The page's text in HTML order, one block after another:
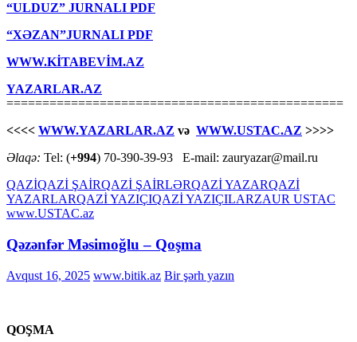
“ULDUZ” JURNALI PDF
“XƏZAN”JURNALI PDF
WWW.KİTABEVİM.AZ
YAZARLAR.AZ
===============================================
<<<< WWW.YAZARLAR.AZ və WWW.USTAC.AZ >>>>
Əlaqə: Tel: (+994) 70-390-39-93 E-mail: zauryazar@mail.ru
QAZİQAZİ ŞAİRQAZİ ŞAİRLƏRQAZİ YAZARQAZİ
YAZARLARQAZİ YAZIÇIQAZİ YAZIÇILARZAUR USTAC
www.USTAC.az
Qəzənfər Məsimoğlu – Qoşma
Avqust 16, 2025 www.bitik.az Bir şərh yazın
QOŞMA